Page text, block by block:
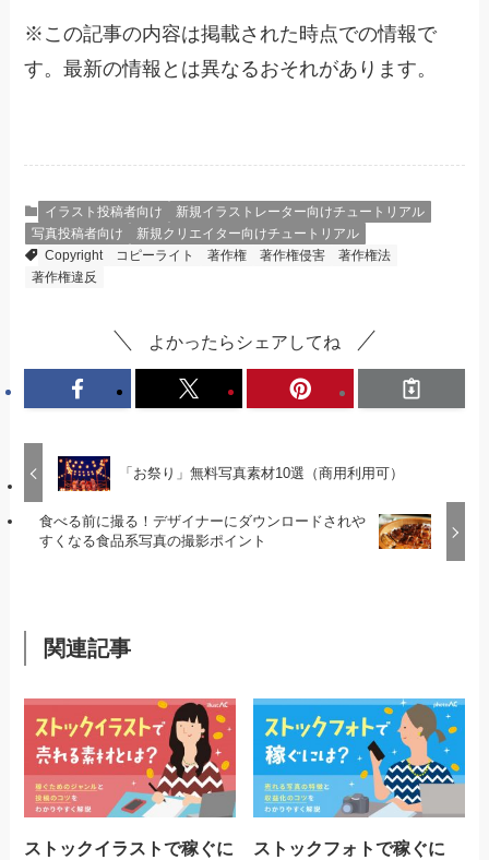
※ この記事の内容は掲載された時点での情報で
す。最新の情報とは異なるおそれがあります。
イラスト投稿者向け
新規イラストレーター向けチュートリアル
写真投稿者向け
新規クリエイター向けチュートリアル
Copyright
コピーライト 著作権 著作権侵害
著作権法
著作権違反
よかったらシェアしてね
「お祭り」無料写真素材10選（商用利用可）
食べる前に撮る！デザイナーにダウンロードされや
すくなる食品系写真の撮影ポイント
関連記事
ストックイラストで稼ぐに
ストックフォトで稼ぐに